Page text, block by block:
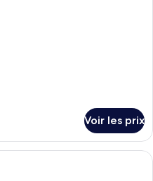
Voir les prix
Une chambre d’hôtel avec un